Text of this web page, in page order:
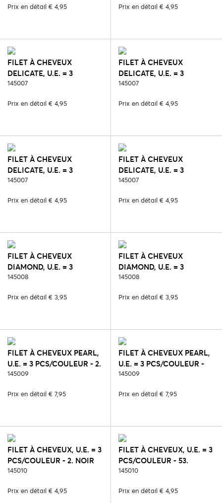
Prix en détail € 4,95 Prix en détail € 4,95
FILET À CHEVEUX
DELICATE, U.E. = 3
PCS/COULEUR - 298.
145007
Prix en détail € 4,95
FILET À CHEVEUX
DELICATE, U.E. = 3
PCS/COULEUR - 411.
145007
Prix en détail € 4,95
FILET À CHEVEUX
DELICATE, U.E. = 3
PCS/COULEUR - 670.
145007
Prix en détail € 4,95
FILET À CHEVEUX
DELICATE, U.E. = 3
PCS/COULEUR - 675.
145007
Prix en détail € 4,95
FILET À CHEVEUX
DIAMOND, U.E. = 3
PCS/COULEUR - 1. BLANC
145008
Prix en détail € 3,95
FILET À CHEVEUX
DIAMOND, U.E. = 3
PCS/COULEUR - 2. NOIR
145008
Prix en détail € 3,95
FILET À CHEVEUX PEARL,
U.E. = 3 PCS/COULEUR - 2.
NOIR
145009
Prix en détail € 7,95
FILET À CHEVEUX PEARL,
U.E. = 3 PCS/COULEUR -
64. BLOND
145009
Prix en détail € 7,95
FILET À CHEVEUX, U.E. = 3
PCS/COULEUR - 2. NOIR
145010
Prix en détail € 4,95
FILET À CHEVEUX, U.E. = 3
PCS/COULEUR - 53.
CREAM
145010
Prix en détail € 4,95